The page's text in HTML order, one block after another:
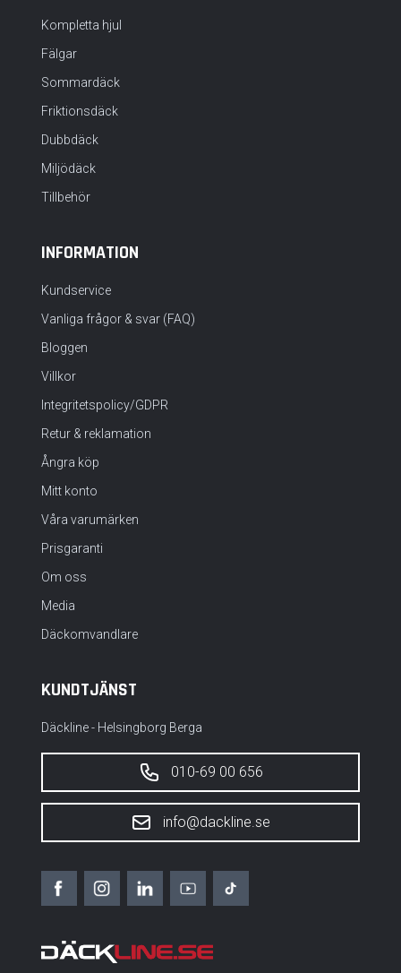
Kompletta hjul
Fälgar
Sommardäck
Friktionsdäck
Dubbdäck
Miljödäck
Tillbehör
INFORMATION
Kundservice
Vanliga frågor & svar (FAQ)
Bloggen
Villkor
Integritetspolicy/GDPR
Retur & reklamation
Ångra köp
Mitt konto
Våra varumärken
Prisgaranti
Om oss
Media
Däckomvandlare
KUNDTJÄNST
Däckline - Helsingborg Berga
010-69 00 656
info@dackline.se